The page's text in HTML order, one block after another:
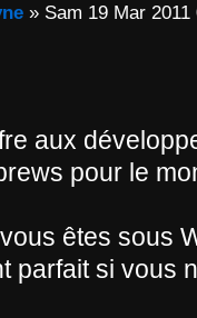
» Sam 19 Mar 2011
aux
pour le
êtes sous
parfait si vous